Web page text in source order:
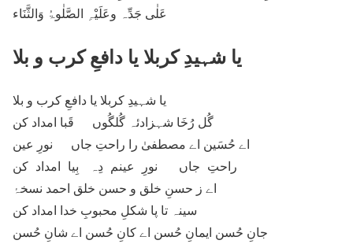
عَلٰی جَدِّہ وعَلَیْہِ الصَّلٰوۃُ وَالثَّنَاء
یا شہیدِ کربلا یا دافعِ کرب و بلا
یا شہیدِ کربلا یا دافعِ کرب و بلا
گُل رُخَا شہزادئہ گُلگُوں قَبا امداد کن
اے حُسَین اے مصطفیٰ را راحتِ جاں نورِ عین
راحتِ جاں نورِ عینم دِہ بِیا امداد کن
اے ز حسنِ خلق و حسن خلق احمد نسخۂ
سینہ تا پا شکلِ محبوبِ خدا امداد کن
جانِ حُسن ایمانِ حُسن اے کانِ حُسن اے شانِ حُسن